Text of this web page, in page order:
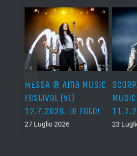
MESSA @ Ama Music
Festival (VI)
12.7.2026. Le Foto!
27 Luglio 2026 23